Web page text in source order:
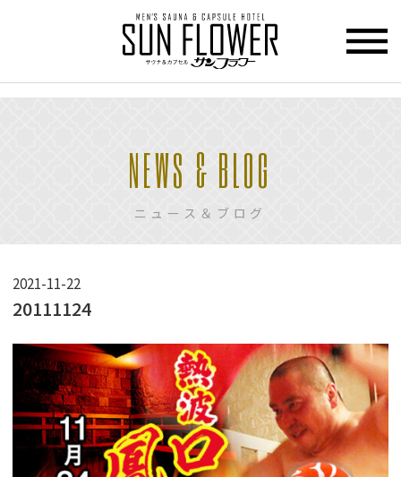
トップページ
カプセル ホテル
SAUNA
PRICE 料金
GUIDANCE ご利用案内
NEWS & BLOG
ニュース＆ブログ
2021-11-22
20111124